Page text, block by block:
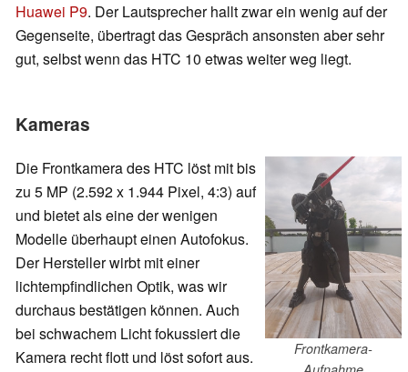
Huawei P9. Der Lautsprecher hallt zwar ein wenig auf der
Gegenseite, übertragt das Gespräch ansonsten aber sehr
gut, selbst wenn das HTC 10 etwas weiter weg liegt.
Kameras
Frontkamera-
Die Frontkamera des HTC löst mit bis
zu 5 MP (2.592 x 1.944 Pixel, 4:3) auf
und bietet als eine der wenigen
Modelle überhaupt einen Autofokus.
Der Hersteller wirbt mit einer
lichtempfindlichen Optik, was wir
durchaus bestätigen können. Auch
bei schwachem Licht fokussiert die
Kamera recht flott und löst sofort aus.